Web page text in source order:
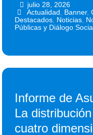
julio 28, 2026
Actualidad Banner,
Destacados Noticias
Públicas y Diálogo
Informe de
La
cuatro